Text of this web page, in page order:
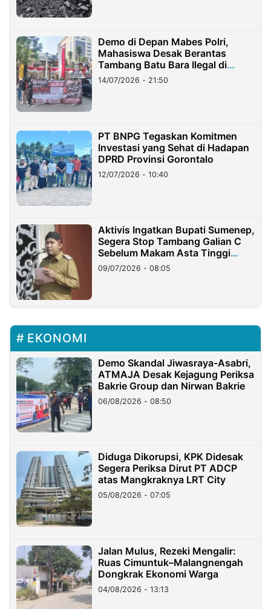
Demo di Depan Mabes Polri,
Mahasiswa Desak Berantas
Tambang Batu Bara Ilegal di
Lampung
14/07/2026 - 21:50
PT BNPG Tegaskan Komitmen
Investasi yang Sehat di Hadapan
DPRD Provinsi Gorontalo
12/07/2026 - 10:40
Aktivis Ingatkan Bupati Sumenep,
Segera Stop Tambang Galian C
Sebelum Makam Asta Tinggi
Longsor
09/07/2026 - 08:05
EKONOMI
Demo Skandal Jiwasraya-Asabri,
ATMAJA Desak Kejagung Periksa
Bakrie Group dan Nirwan Bakrie
06/08/2026 - 08:50
Diduga Dikorupsi, KPK Didesak
Segera Periksa Dirut PT ADCP
atas Mangkraknya LRT City
05/08/2026 - 07:05
Jalan Mulus, Rezeki Mengalir:
Ruas Cimuntuk–Malangnengah
Dongkrak Ekonomi Warga
04/08/2026 - 13:13